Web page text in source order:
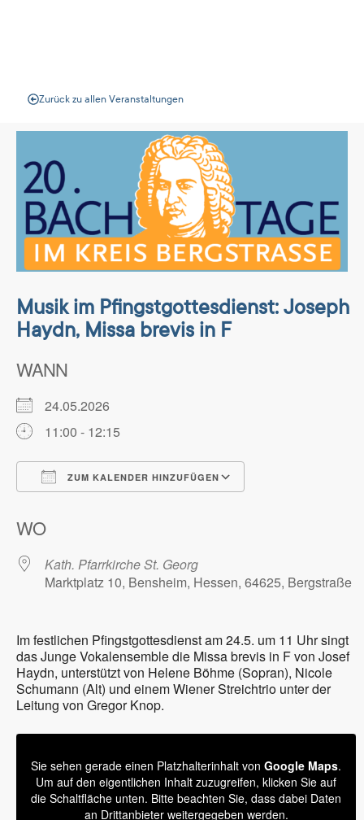
Zurück zu allen Veranstaltungen
Musik im Pfingstgottesdienst: Joseph
Haydn, Missa brevis in F
WANN
24.05.2026
11:00 - 12:15
ZUM KALENDER HINZUFÜGEN
WO
Kath. Pfarrkirche St. Georg
Marktplatz 10, Bensheim, Hessen, 64625, Bergstraße
Im festlichen Pfingstgottesdienst am 24.5. um 11 Uhr singt
das Junge Vokalensemble die Missa brevis in F von Josef
Haydn, unterstützt von Helene Böhme (Sopran), Nicole
Schumann (Alt) und einem Wiener Streichtrio unter der
Leitung von Gregor Knop.
Sie sehen gerade einen Platzhalterinhalt von Google Maps.
Um auf den eigentlichen Inhalt zuzugreifen, klicken Sie auf
die Schaltfläche unten. Bitte beachten Sie, dass dabei Daten
an Drittanbieter weitergegeben werden.